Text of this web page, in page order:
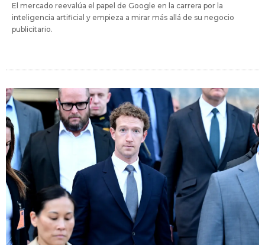
El mercado reevalúa el papel de Google en la carrera por la
inteligencia artificial y empieza a mirar más allá de su negocio
publicitario.